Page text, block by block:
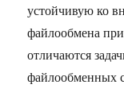
устойчивую ко
файлообмена
отличаются
файлообменных